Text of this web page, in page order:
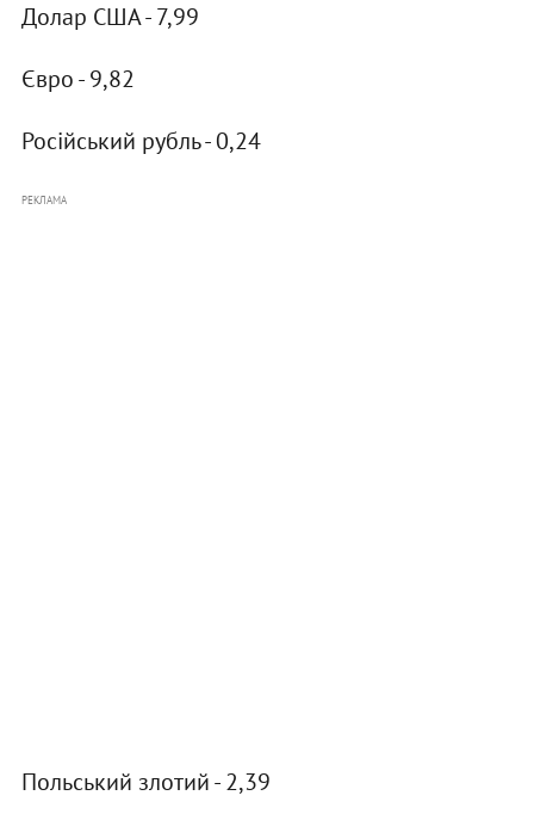
Долар США - 7,99
Євро - 9,82
Російський рубль - 0,24
РЕКЛАМА
Польський злотий - 2,39